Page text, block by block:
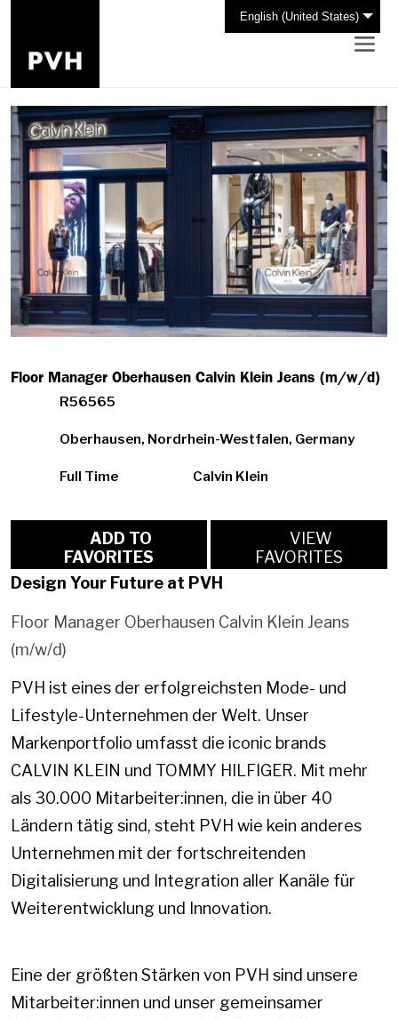
English (United States)
Floor Manager Oberhausen Calvin Klein Jeans (m/w/d)
R56565
Oberhausen, Nordrhein-Westfalen, Germany
Full Time Calvin Klein
FAVORITES
VIEW
FAVORITES
Design Your Future at PVH
Floor Manager Oberhausen Calvin Klein Jeans
(m/w/d)
PVH ist eines der erfolgreichsten Mode- und
Lifestyle-Unternehmen der Welt. Unser
Markenportfolio umfasst die iconic brands
CALVIN KLEIN und TOMMY HILFIGER. Mit mehr
als 30.000 Mitarbeiter:innen, die in über 40
Ländern tätig sind, steht PVH wie kein anderes
Unternehmen mit der fortschreitenden
Digitalisierung und Integration aller Kanäle für
Weiterentwicklung und Innovation.
Eine der größten Stärken von PVH sind unsere
Mitarbeiter:innen und unser gemeinsamer